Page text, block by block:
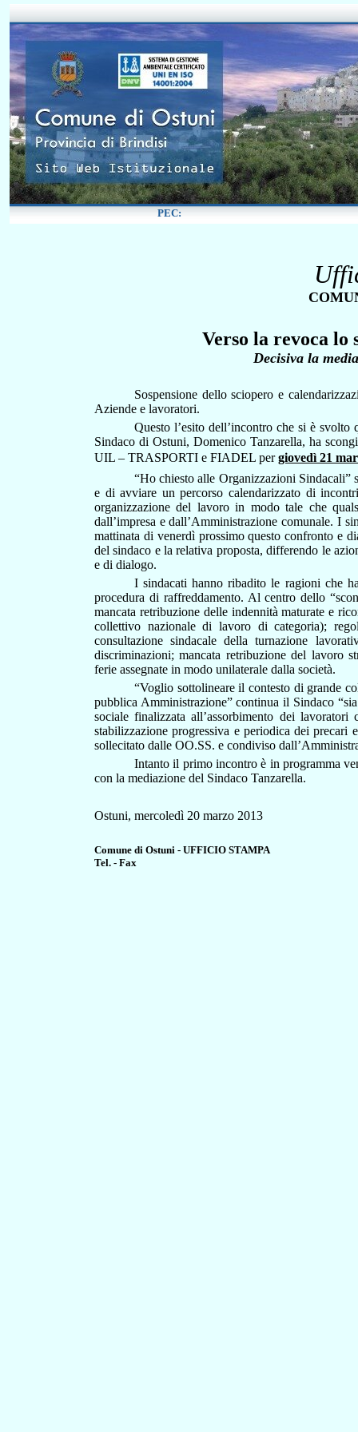
Verso la revoca lo
Decisiva la
Sospensione dello sciopero e
Aziende e lavoratori.
Questo l’esito dell’incontro che si è svolto
Sindaco di Ostuni, Domenico Tanzarella, ha
UIL – TRASPORTI e FIADEL pergiovedì 21
“Ho chiesto alle Organizzazioni Sindacali”
e di avviare un percorso calendarizzato di
organizzazione del lavoro in modo tale che
dall’impresa e dall’Amministrazione comunale. I
mattinata di venerdì prossimo questo confronto e
del sindaco e la relativa proposta, differendo le
e di dialogo.
I sindacati hanno ribadito le ragioni che
procedura di raffreddamento. Al centro dello
mancata retribuzione delle indennità maturate e
collettivo nazionale di lavoro di categoria);
consultazione sindacale della turnazione
discriminazioni; mancata retribuzione del lavoro
ferie assegnate in modo unilaterale dalla società.
“Voglio sottolineare il contesto di grande
pubblica Amministrazione” continua il Sindaco
sociale finalizzata all’assorbimento dei
stabilizzazione progressiva e periodica dei precari
sollecitato dalle OO.SS. e condiviso
Intanto il primo incontro è in programma
con la mediazione del Sindaco Tanzarella.
Ostuni, mercoledì 20 marzo 2013
Comune di Ostuni - UFFICIO STAMPA
Tel. - Fax